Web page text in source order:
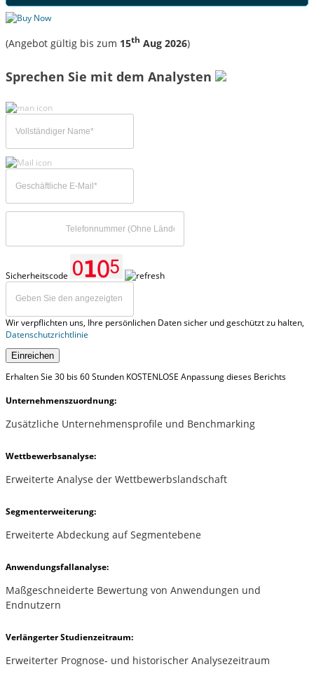
(Angebot gültig bis zum 15th Aug 2026)
Sprechen Sie mit dem Analysten
Sicherheitscode
Wir verpflichten uns, Ihre persönlichen Daten sicher und geschützt zu halten,
Datenschutzrichtlinie
Einreichen
Erhalten Sie 30 bis 60 Stunden KOSTENLOSE Anpassung dieses Berichts
Unternehmenszuordnung:
Zusätzliche Unternehmensprofile und Benchmarking
Wettbewerbsanalyse:
Erweiterte Analyse der Wettbewerbslandschaft
Segmenterweiterung:
Erweiterte Abdeckung auf Segmentebene
Anwendungsfallanalyse:
Maßgeschneiderte Bewertung von Anwendungen und
Endnutzern
Verlängerter Studienzeitraum:
Erweiterter Prognose- und historischer Analysezeitraum